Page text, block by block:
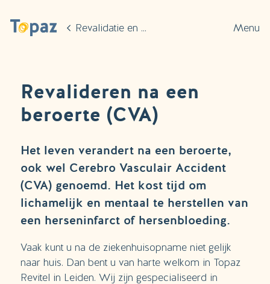
Revalidatie en herstel
Menu
Revalideren na een
beroerte (CVA)
Het leven verandert na een beroerte,
ook wel Cerebro Vasculair Accident
(CVA) genoemd. Het kost tijd om
lichamelijk en mentaal te herstellen van
een herseninfarct of hersenbloeding.
Vaak kunt u na de ziekenhuisopname niet gelijk
naar huis. Dan bent u van harte welkom in Topaz
Revitel in Leiden. Wij zijn gespecialiseerd in